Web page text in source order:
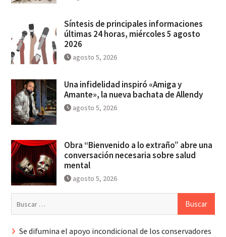
Síntesis de principales informaciones
últimas 24 horas, miércoles 5 agosto
2026
agosto 5, 2026
Una infidelidad inspiró «Amiga y
Amante», la nueva bachata de Allendy
agosto 5, 2026
Obra “Bienvenido a lo extraño” abre una
conversación necesaria sobre salud
mental
agosto 5, 2026
Se difumina el apoyo incondicional de los conservadores